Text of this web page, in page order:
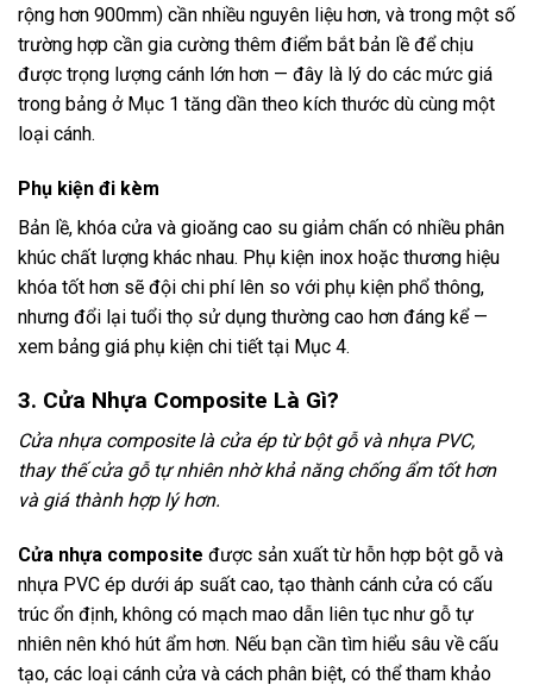
rộng hơn 900mm) cần nhiều nguyên liệu hơn, và trong một số
trường hợp cần gia cường thêm điểm bắt bản lề để chịu
được trọng lượng cánh lớn hơn — đây là lý do các mức giá
trong bảng ở Mục 1 tăng dần theo kích thước dù cùng một
loại cánh.
Phụ kiện đi kèm
Bản lề, khóa cửa và gioăng cao su giảm chấn có nhiều phân
khúc chất lượng khác nhau. Phụ kiện inox hoặc thương hiệu
khóa tốt hơn sẽ đội chi phí lên so với phụ kiện phổ thông,
nhưng đổi lại tuổi thọ sử dụng thường cao hơn đáng kể —
xem bảng giá phụ kiện chi tiết tại Mục 4.
3. Cửa Nhựa Composite Là Gì?
Cửa nhựa composite là cửa ép từ bột gỗ và nhựa PVC,
thay thế cửa gỗ tự nhiên nhờ khả năng chống ẩm tốt hơn
và giá thành hợp lý hơn.
Cửa nhựa composite được sản xuất từ hỗn hợp bột gỗ và
nhựa PVC ép dưới áp suất cao, tạo thành cánh cửa có cấu
trúc ổn định, không có mạch mao dẫn liên tục như gỗ tự
nhiên nên khó hút ẩm hơn. Nếu bạn cần tìm hiểu sâu về cấu
tạo, các loại cánh cửa và cách phân biệt, có thể tham khảo